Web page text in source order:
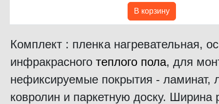
В корзину
Комплект : пленка нагревательная,
инфракрасного теплого пола, для
нефиксируемые покрытия - ламинат,
ковролин и паркетную доску. Ширина